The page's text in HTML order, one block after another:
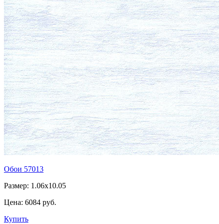
Обои 57013
Размер: 1.06x10.05
Цена: 6084 руб.
Купить